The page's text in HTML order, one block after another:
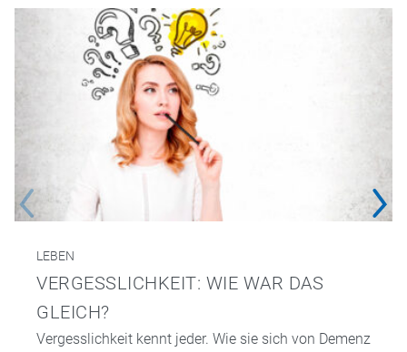
LEBEN
VERGESSLICHKEIT: WIE WAR DAS
GLEICH?
Vergesslichkeit kennt jeder. Wie sie sich von Demenz